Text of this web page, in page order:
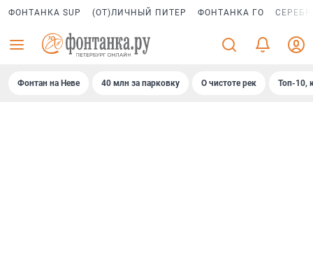
ФОНТАНКА SUP (ОТ)ЛИЧНЫЙ ПИТЕР ФОНТАНКА ГО
Фонтан на Неве 40 млн за парковку О чистоте рек Топ-10,